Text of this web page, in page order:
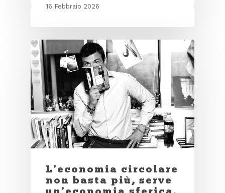
16 Febbraio 2026
L’economia circolare
non basta più, serve